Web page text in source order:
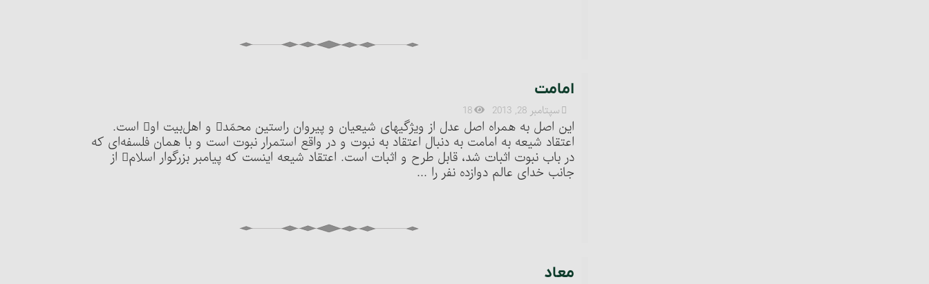
امامت‏
سپتامبر 28, 2013 18
این اصل به همراه اصل عدل از ویژگیهای شیعیان و پیروان راستین محمّد و اهل‌بیت او است.
اعتقاد شیعه به امامت به دنبال اعتقاد به نبوت و در واقع استمرار نبوت است و با همان فلسفه‌ای که
در باب نبوت اثبات شد، قابل طرح و اثبات است. اعتقاد شیعه اینست که پیامبر بزرگوار اسلام‏ از
جانب خدای عالم دوازده نفر را ...
معاد